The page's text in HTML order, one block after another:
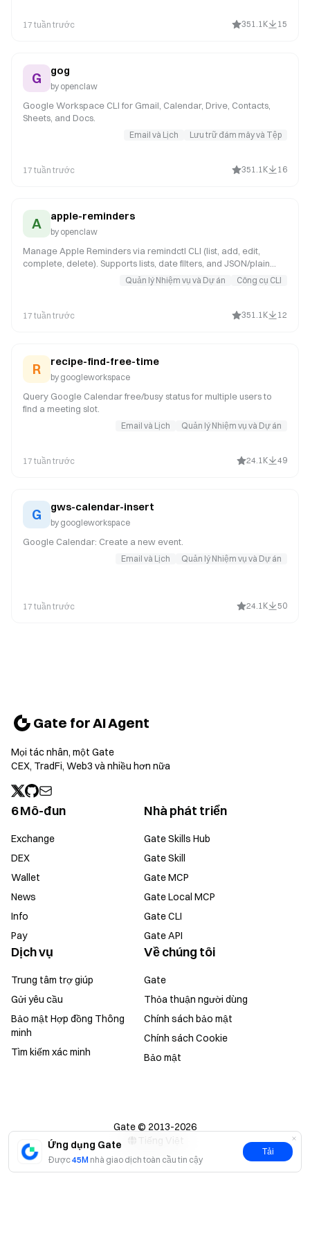
Ứng dụng Gate
Được45M nhà giao dịch toàn cầu tin cậy
Tải
17 tuần trước 351.1K 15
G gog
by openclaw
Google Workspace CLI for Gmail, Calendar, Drive, Contacts,
Sheets, and Docs.
Email và Lịch Lưu trữ đám mây và Tệp
17 tuần trước 351.1K 16
A apple-reminders
by openclaw
Manage Apple Reminders via remindctl CLI (list, add, edit,
complete, delete). Supports lists, date filters, and JSON/plain
Quản lý Nhiệm vụ và Dự án Công cụ CLI
17 tuần trước 351.1K 12
R recipe-find-free-time
by googleworkspace
Query Google Calendar free/busy status for multiple users to
find a meeting slot.
Email và Lịch Quản lý Nhiệm vụ và Dự án
17 tuần trước 24.1K 49
G gws-calendar-insert
by googleworkspace
Google Calendar: Create a new event.
Email và Lịch Quản lý Nhiệm vụ và Dự án
17 tuần trước 24.1K 50
Gate for AI Agent
Mọi tác nhân, một Gate
CEX, TradFi, Web3 và nhiều hơn nữa
6 Mô-đun
Exchange
DEX
Wallet
News
Info
Pay
Nhà phát triển
Gate Skills Hub
Gate Skill
Gate MCP
Gate Local MCP
Gate CLI
Gate API
Dịch vụ
Trung tâm trợ giúp
Gửi yêu cầu
Bảo mật Hợp đồng Thông
minh
Tìm kiếm xác minh
Về chúng tôi
Gate
Thỏa thuận người dùng
Chính sách bảo mật
Chính sách Cookie
Bảo mật
Gate © 2013-2026
Tiếng Việt